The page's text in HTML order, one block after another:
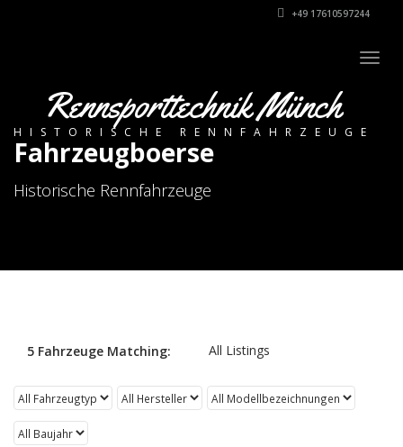
+49 17610597244
Rennsporttechnik Münch
HISTORISCHE RENNFAHRZEUGE
Fahrzeugboerse
Historische Rennfahrzeuge
5 Fahrzeuge Matching: All Listings